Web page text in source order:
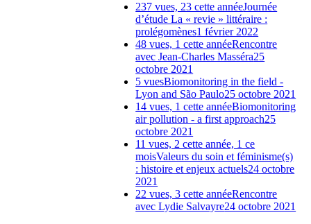
237 vues, 23 cette annéeJournée
d’étude La « revie » littéraire :
prolégomènes1 février 2022
48 vues, 1 cette annéeRencontre
avec Jean-Charles Masséra25
octobre 2021
5 vuesBiomonitoring in the field -
Lyon and São Paulo25 octobre 2021
14 vues, 1 cette annéeBiomonitoring
air pollution - a first approach25
octobre 2021
11 vues, 2 cette année, 1 ce
moisValeurs du soin et féminisme(s)
: histoire et enjeux actuels24 octobre
2021
22 vues, 3 cette annéeRencontre
avec Lydie Salvayre24 octobre 2021